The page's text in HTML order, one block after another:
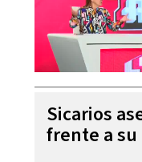
Sicarios
frente a